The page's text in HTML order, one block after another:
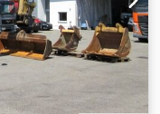
eignet sich ideal
sowie den
Probelauf sind
Transport
Djdpszmpxmofx